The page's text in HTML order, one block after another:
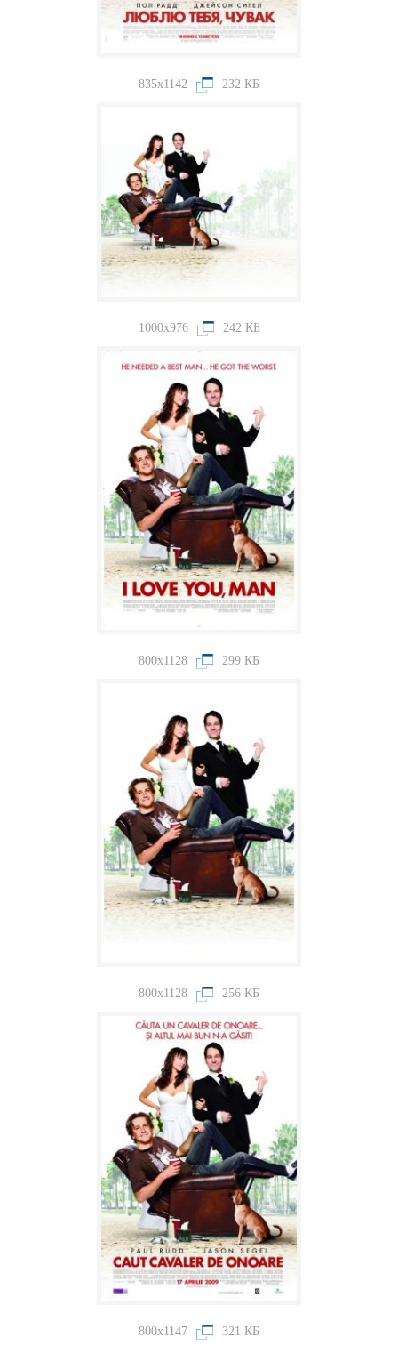
835x1142 232 КБ
1000x976 242 КБ
800x1128 299 КБ
800x1128 256 КБ
800x1147 321 КБ